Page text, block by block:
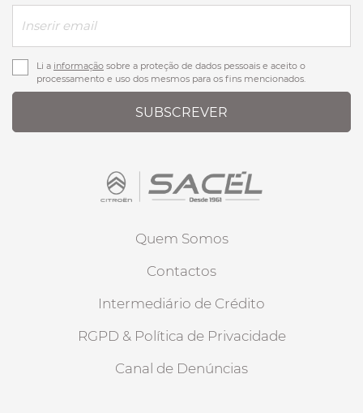
Li a informação sobre a proteção de dados pessoais e aceito o
processamento e uso dos mesmos para os fins mencionados.
SUBSCREVER
Quem Somos
Contactos
Intermediário de Crédito
RGPD & Política de Privacidade
Canal de Denúncias